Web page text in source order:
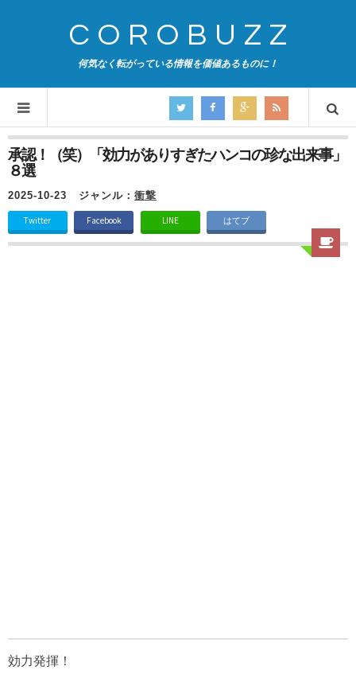
COROBUZZ
何気なく転がっている情報を価値あるものに！
承認！（笑）「効力がありすぎたハンコの珍な出来事」
８選
2025-10-23 ジャンル： 衝撃
Twitter Facebook LINE はてブ
効力発揮！